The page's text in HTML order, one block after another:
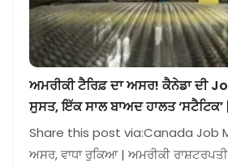
ਅਮਰੀਕੀ ਟੈਰਿਫ਼ ਦਾ ਅਸਰ! ਕੈਨੇਡਾ ਦੀ
ਸੁਸਤ, ਇੱਕ ਸਾਲ ਬਾਅਦ ਹਾਲਤ ‘ਸਟੈਟਿਕ’
Share this post via:Canada Job
ਅਸਰ, ਵਾਧਾ ਰੁਕਿਆ | ਅਮਰੀਕੀ